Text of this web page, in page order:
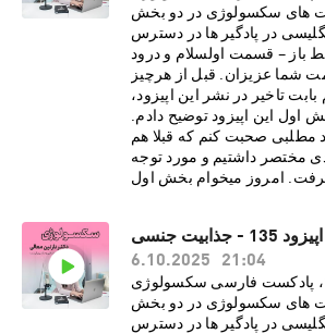
های کینک های جنسی در
تفاوت میان فتیش و کینک در
مشتاقانه از پارتنر
های جنسیدرباره دکتر نازنین
معالی، روانشناس بالینی و
دارای بورد فوق تخصصی در
هم اکنون مطب ایشان در
صورت ویدیو تراپی، پذیرای
دکتر معالی با مطالعات و
های خود از طریق رسانه های
عموم مخاطبین فارسی زبان
هستند.اسپانسر
پادکست:https://www.promescent.com/?
های سکسولوژی در دو بخش
در پادگیر ها در دسترس
– قسمت اولسلام و درود
شما عزیزان. قبل از هرچیز
تاخیر در نشر این اپیزود،
اول این اپیزود توضیح دادم.
مطلبی صحبت کنم که قبلا هم
مختصر داشتیم و مورد توجه
امروز میخوام بخش اول
کرد:· انواع روابط باز چه
دارد· این گونه روابط
و برای چه افرادی نا مناسب
باز نوین با چند همسری در
بررسی احساسات مثبت و
اپیزود 135 - جذابیت جنسی
6.10.2025
21:04
به اپیزود شماره 135، پادکست فارسی سکسولوژی
های سکسولوژی در دو بخش
در پادگیر ها در دسترس